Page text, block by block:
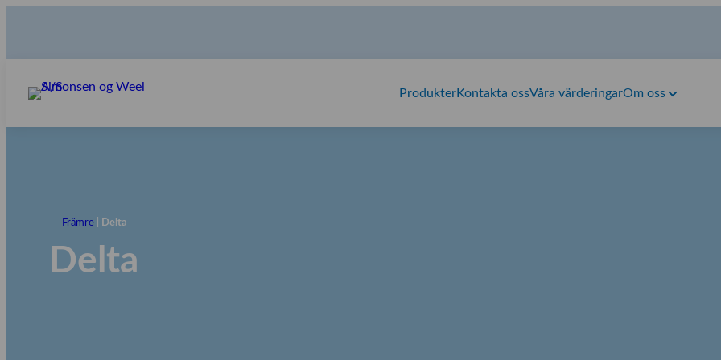
ProdukterKontakta ossVåra värderingarOm oss
Främre Delta
Delta